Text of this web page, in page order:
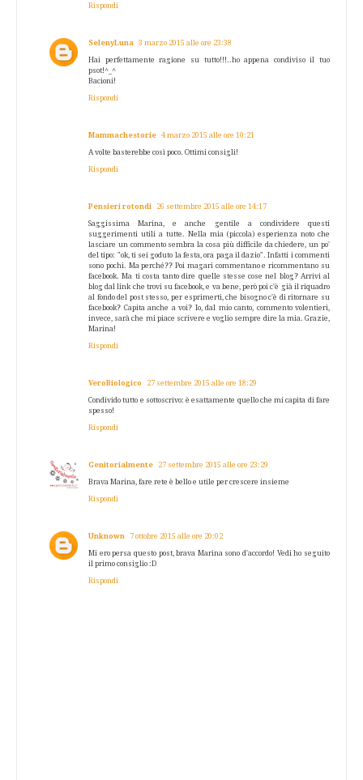
Rispondi
SelenyLuna 3 marzo 2015 alle ore 23:38
Hai perfettamente ragione su tutto!!!..ho appena condiviso il tuo
psot!^_^
Bacioni!
Rispondi
Mammachestorie 4 marzo 2015 alle ore 10:21
A volte basterebbe così poco. Ottimi consigli!
Rispondi
Pensieri rotondi 26 settembre 2015 alle ore 14:17
Saggissima Marina, e anche gentile a condividere questi
suggerimenti utili a tutte. Nella mia (piccola) esperienza noto che
lasciare un commento sembra la cosa più difficile da chiedere, un po'
del tipo: "ok, ti sei goduto la festa, ora paga il dazio". Infatti i commenti
sono pochi. Ma perché?? Poi magari commentano e ricommentano su
facebook. Ma ti costa tanto dire quelle stesse cose nel blog? Arrivi al
blog dal link che trovi su facebook, e va bene, però poi c'è già il riquadro
al fondo del post stesso, per esprimerti, che bisogno c'è di ritornare su
facebook? Capita anche a voi? Io, dal mio canto, commento volentieri,
invece, sarà che mi piace scrivere e voglio sempre dire la mia. Grazie,
Marina!
Rispondi
VeroBiologico 27 settembre 2015 alle ore 18:29
Condivido tutto e sottoscrivo: è esattamente quello che mi capita di fare
spesso!
Rispondi
Genitorialmente 27 settembre 2015 alle ore 23:29
Brava Marina, fare rete è bello e utile per crescere insieme
Rispondi
Unknown 7 ottobre 2015 alle ore 20:02
Mi ero persa questo post, brava Marina sono d'accordo! Vedi ho seguito
il primo consiglio :D
Rispondi